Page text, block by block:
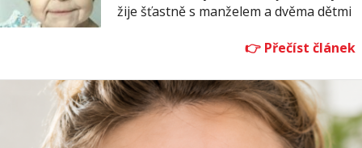
žije šťastně s manželem a dvěma dětmi